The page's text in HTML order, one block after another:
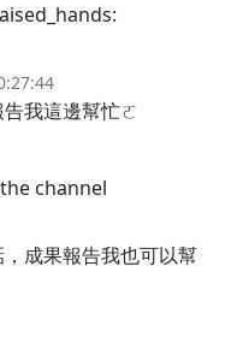
我這邊幫忙ㄛ
channel
成果報告我也可以幫